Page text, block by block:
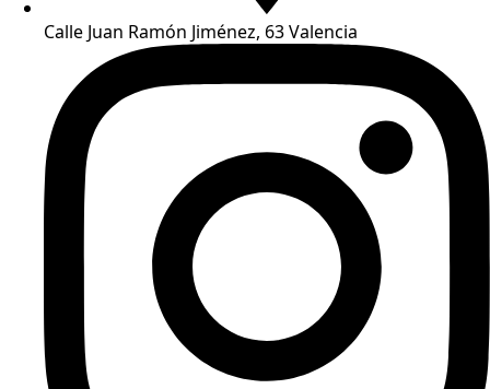
Calle Juan Ramón Jiménez, 63 Valencia